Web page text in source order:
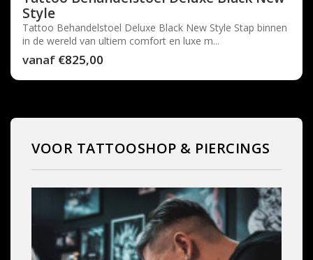
Style
Tattoo Behandelstoel Deluxe Black New Style Stap binnen
in de wereld van ultiem comfort en luxe m...
vanaf €825,00
VOOR TATTOOSHOP & PIERCINGS